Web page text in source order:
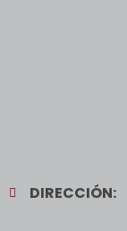
DIRECCIÓN: